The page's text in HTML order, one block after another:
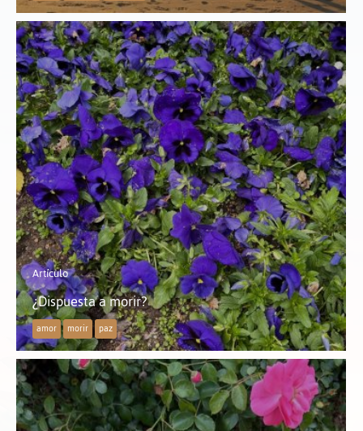
Artículo
¿Dispuesta a morir?
amor morir paz